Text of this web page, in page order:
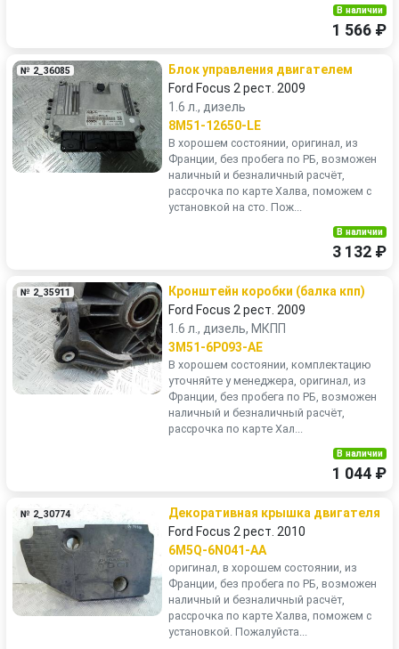
В наличии
1 566 ₽
№ 2_36085
Блок управления двигателем
Ford Focus 2 рест. 2009
1.6 л., дизель
8M51-12650-LE
В хорошем состоянии, оригинал, из
Франции, без пробега по РБ, возможен
наличный и безналичный расчёт,
рассрочка по карте Халва, поможем с
установкой на сто. Пож...
В наличии
3 132 ₽
№ 2_35911
Кронштейн коробки (балка кпп)
Ford Focus 2 рест. 2009
1.6 л., дизель, МКПП
3M51-6P093-AE
В хорошем состоянии, комплектацию
уточняйте у менеджера, оригинал, из
Франции, без пробега по РБ, возможен
наличный и безналичный расчёт,
рассрочка по карте Хал...
В наличии
1 044 ₽
№ 2_30774
Декоративная крышка двигателя
Ford Focus 2 рест. 2010
6M5Q-6N041-AA
оригинал, в хорошем состоянии, из
Франции, без пробега по РБ, возможен
наличный и безналичный расчёт,
рассрочка по карте Халва, поможем с
установкой. Пожалуйста...